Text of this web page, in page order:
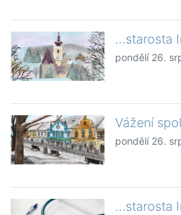
...starosta
pondělí 26.
Vážení
pondělí 26.
...starosta